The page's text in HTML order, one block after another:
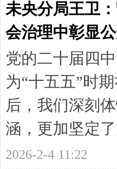
未央分局王卫
会治理中彰显
党的二十届四
为“十五五”时
后，我们深刻
涵，更加坚定
2026-2-4 11:22